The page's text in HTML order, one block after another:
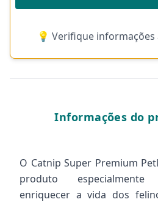
💡 Verifique informações
Informações do
O Catnip Super Premium
produto
enriquecer a vida dos